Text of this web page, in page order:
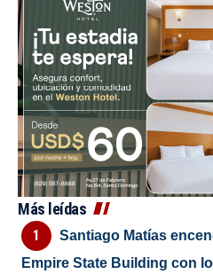
Más leídas
Santiago Matías
Empire State Building con